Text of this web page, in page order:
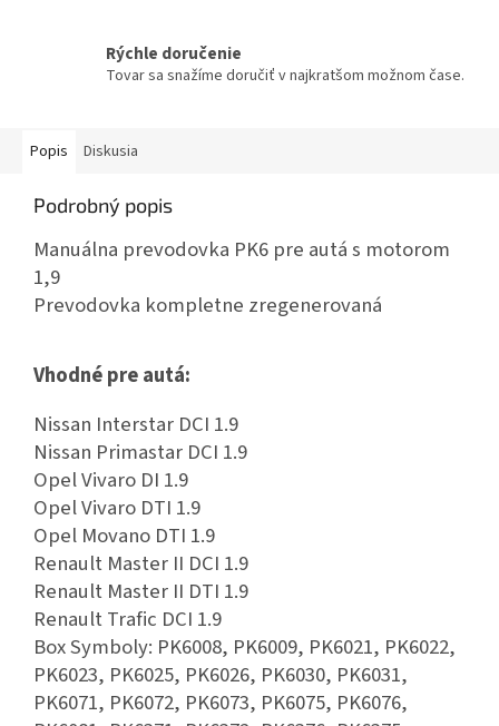
Rýchle doručenie
Tovar sa snažíme doručiť v najkratšom možnom čase.
Popis Diskusia
Podrobný popis
Manuálna prevodovka PK6 pre autá s motorom
1,9
Prevodovka kompletne zregenerovaná
Vhodné pre autá:
Nissan Interstar DCI 1.9
Nissan Primastar DCI 1.9
Opel Vivaro DI 1.9
Opel Vivaro DTI 1.9
Opel Movano DTI 1.9
Renault Master II DCI 1.9
Renault Master II DTI 1.9
Renault Trafic DCI 1.9
Box Symboly: PK6008, PK6009, PK6021, PK6022,
PK6023, PK6025, PK6026, PK6030, PK6031,
PK6071, PK6072, PK6073, PK6075, PK6076,